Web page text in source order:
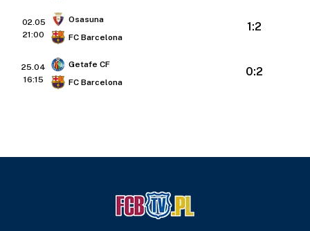
02.05
21:00
Osasuna
FC Barcelona
1:2
25.04
16:15
Getafe CF
FC Barcelona
0:2